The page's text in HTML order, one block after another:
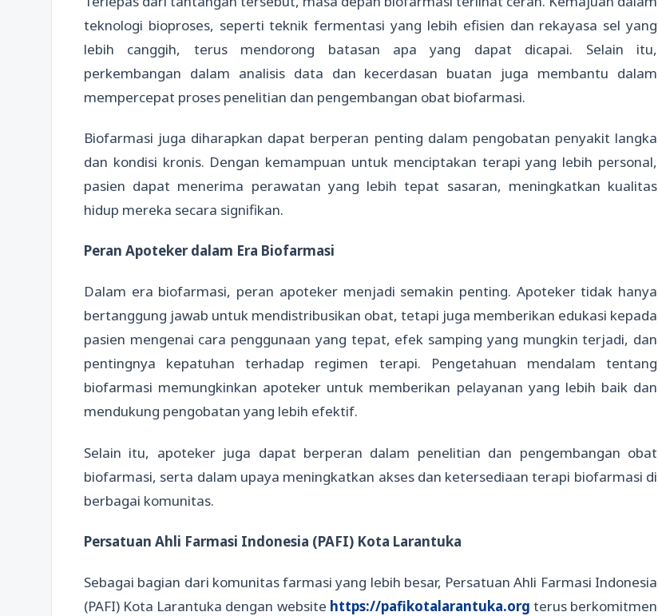
teknologi bioproses, seperti teknik fermentasi yang lebih efisien dan rekayasa sel yang
lebih canggih, terus mendorong batasan apa yang dapat dicapai. Selain itu,
perkembangan dalam analisis data dan kecerdasan buatan juga membantu dalam
mempercepat proses penelitian dan pengembangan obat biofarmasi.
Biofarmasi juga diharapkan dapat berperan penting dalam pengobatan penyakit langka
dan kondisi kronis. Dengan kemampuan untuk menciptakan terapi yang lebih personal,
pasien dapat menerima perawatan yang lebih tepat sasaran, meningkatkan kualitas
hidup mereka secara signifikan.
Peran Apoteker dalam Era Biofarmasi
Dalam era biofarmasi, peran apoteker menjadi semakin penting. Apoteker tidak hanya
bertanggung jawab untuk mendistribusikan obat, tetapi juga memberikan edukasi kepada
pasien mengenai cara penggunaan yang tepat, efek samping yang mungkin terjadi, dan
pentingnya kepatuhan terhadap regimen terapi. Pengetahuan mendalam tentang
biofarmasi memungkinkan apoteker untuk memberikan pelayanan yang lebih baik dan
mendukung pengobatan yang lebih efektif.
Selain itu, apoteker juga dapat berperan dalam penelitian dan pengembangan obat
biofarmasi, serta dalam upaya meningkatkan akses dan ketersediaan terapi biofarmasi di
berbagai komunitas.
Persatuan Ahli Farmasi Indonesia (PAFI) Kota Larantuka
Sebagai bagian dari komunitas farmasi yang lebih besar, Persatuan Ahli Farmasi Indonesia
(PAFI) Kota Larantuka dengan website https://pafikotalarantuka.org terus berkomitmen